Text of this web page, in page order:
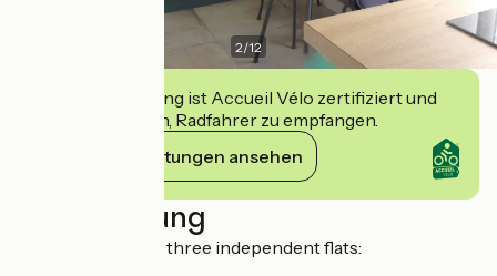
3/12
Diese Einrichtung ist Accueil Vélo zertifiziert und
verpflichtet sich, Radfahrer zu empfangen.
Ihre Verpflichtungen ansehen
Beschreibung
Gîte composed of three independent flats: